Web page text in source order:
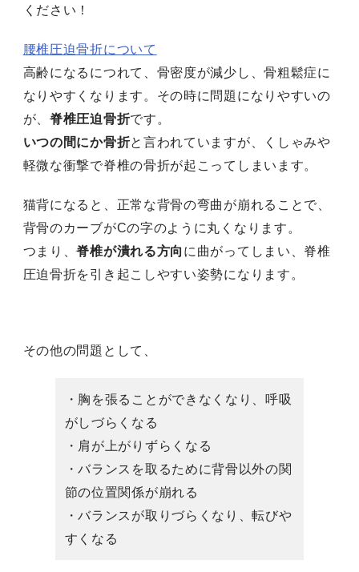
ください！
腰椎圧迫骨折について
高齢になるにつれて、骨密度が減少し、骨粗鬆症に
なりやすくなります。その時に問題になりやすいの
が、脊椎圧迫骨折です。
いつの間にか骨折と言われていますが、くしゃみや
軽微な衝撃で脊椎の骨折が起こってしまいます。
猫背になると、正常な背骨の弯曲が崩れることで、
背骨のカーブがCの字のように丸くなります。
つまり、脊椎が潰れる方向 に曲がってしまい、脊椎
圧迫骨折を引き起こしやすい姿勢になります。
その他の問題として、
・胸を張ることができなくなり、呼吸
がしづらくなる
・肩が上がりずらくなる
・バランスを取るために背骨以外の関
節の位置関係が崩れる
・バランスが取りづらくなり、転びや
すくなる